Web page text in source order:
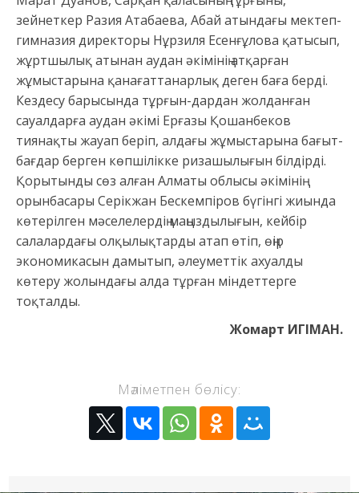
зейнеткер Разия Атабаева, Абай атындағы мектеп-
гимназия директоры Нұрзиля Есенғұлова қатысып,
жұртшылық атынан аудан әкімінің атқарған
жұмыстарына қанағаттанарлық деген баға берді.
Кездесу барысында тұрғын-дардан жолданған
сауалдарға аудан әкімі Ерғазы Қошанбеков
тиянақты жауап беріп, алдағы жұмыстарына бағыт-
бағдар берген көпшілікке ризашылығын білдірді.
Қорытынды сөз алған Алматы облысы әкімінің
орынбасары Серікжан Бескемпіров бүгінгі жиында
көтерілген мәселелердің маңыздылығын, кейбір
салалардағы олқылықтарды атап өтіп, өңір
экономикасын дамытып, әлеуметтік ахуалды
көтеру жолындағы алда тұрған міндеттерге
тоқталды.
Жомарт ИГІМАН.
Мәліметпен бөлісу: